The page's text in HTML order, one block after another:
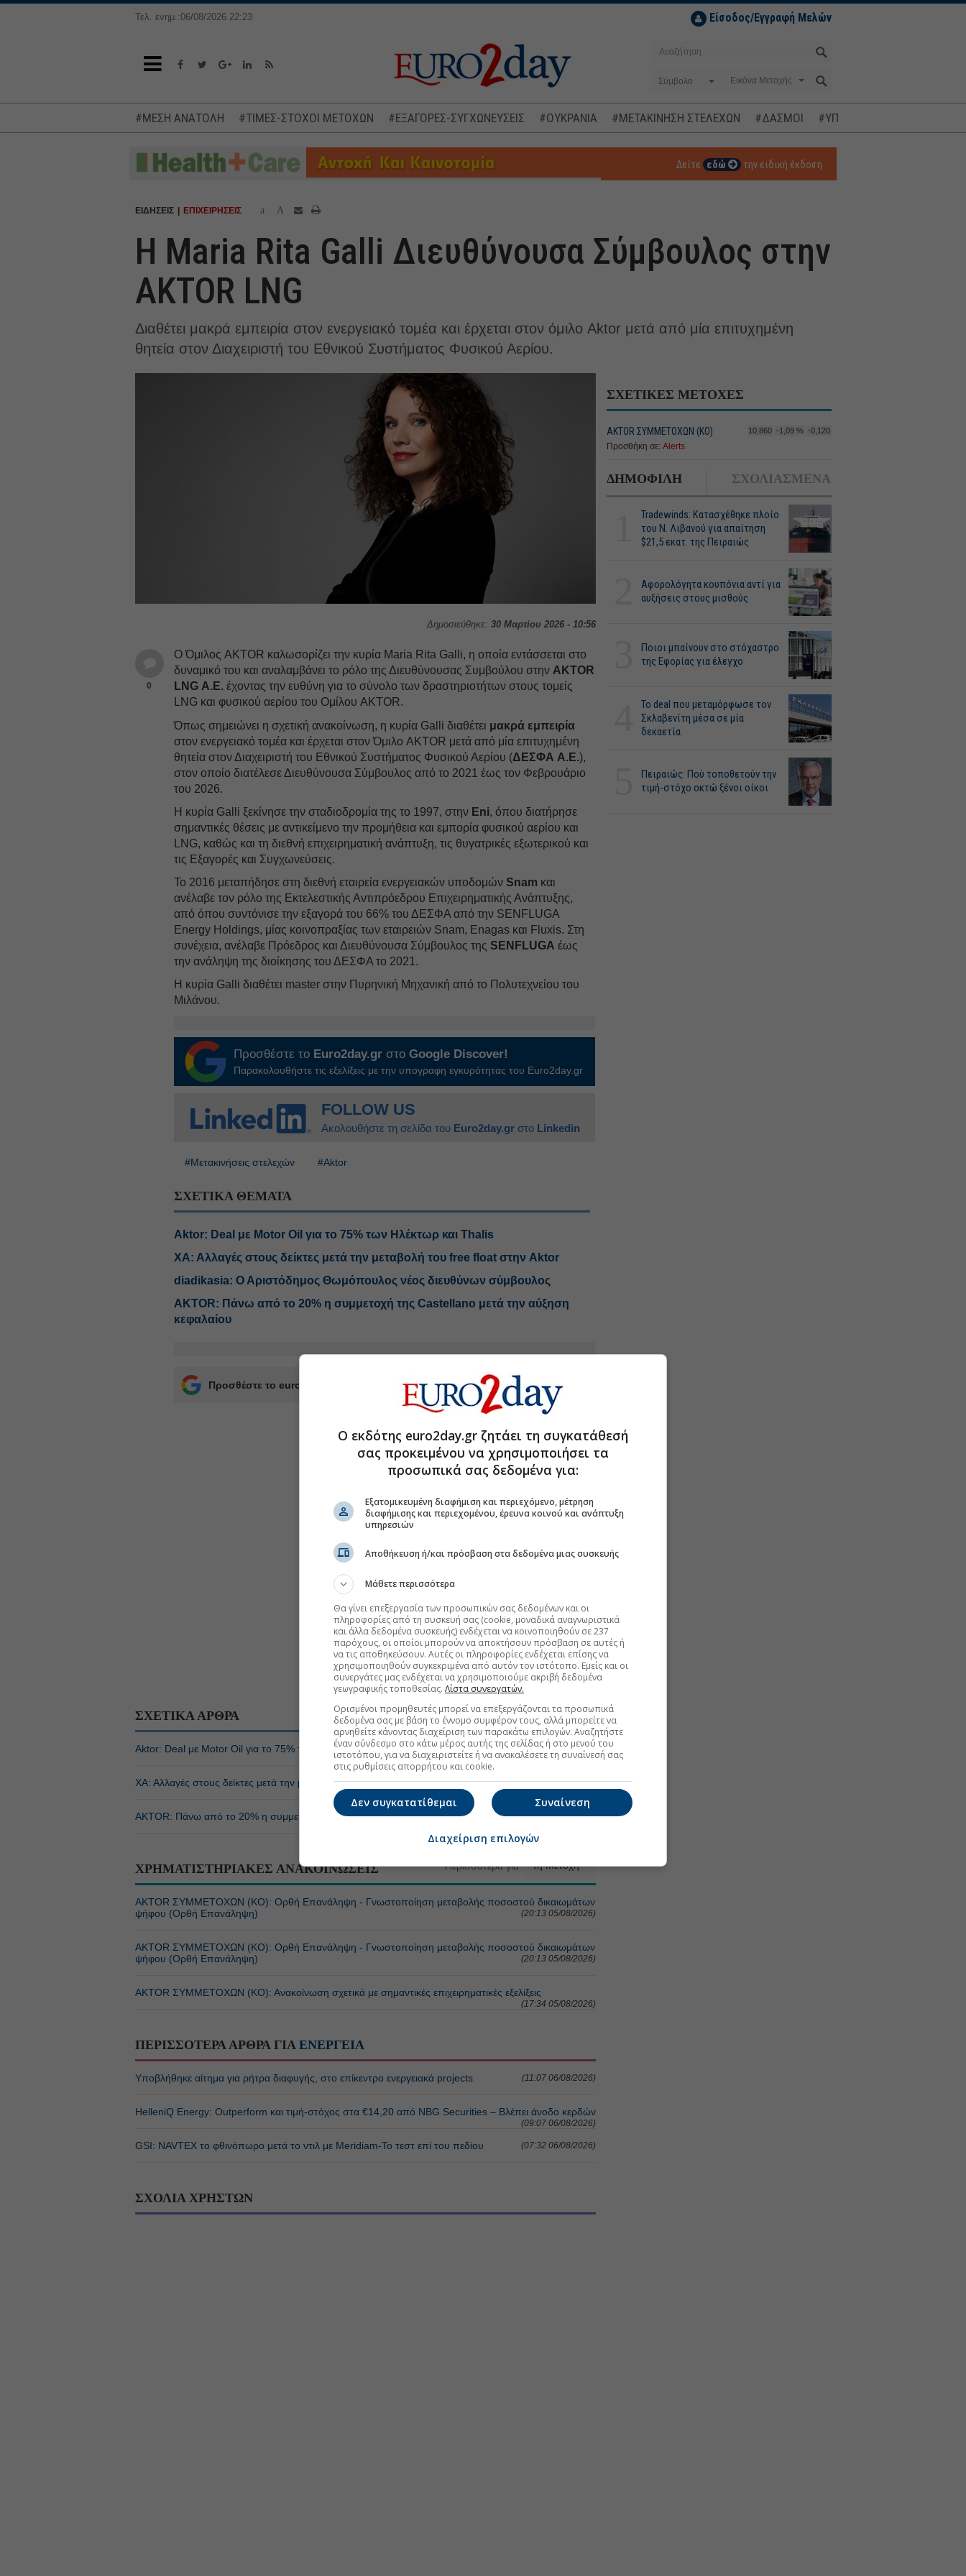
Τελ. ενημ.:06/08/2026 22:23 Είσοδος/Εγγραφή Μελών
Σύμβολο
#ΜΕΣΗ ΑΝΑΤΟΛΗ #ΤΙΜΕΣ-ΣΤΟΧΟΙ ΜΕΤΟΧΩΝ #ΕΞΑΓΟΡΕΣ-ΣΥΓΧΩΝΕΥΣΕΙΣ #ΟΥΚΡΑΝΙΑ #ΜΕΤΑΚΙΝΗΣΗ ΣΤΕΛΕΧΩΝ #ΔΑΣΜΟΙ #ΥΠΟΚΛΟΠΕΣ
Δείτε εδώ την ειδική έκδοση
ΕΙΔΗΣΕΙΣ ΕΠΙΧΕΙΡΗΣΕΙΣ a A
H Maria Rita Galli Διευθύνουσα Σύμβουλος στην
AKTOR LNG
Διαθέτει μακρά εμπειρία στον ενεργειακό τομέα και έρχεται στον όμιλο Aktor μετά από μία επιτυχημένη
θητεία στον Διαχειριστή του Εθνικού Συστήματος Φυσικού Αερίου.
Δημοσιεύθηκε: 30 Μαρτίου 2026 - 10:56
0
Ο Όμιλος AKTOR καλωσορίζει την κυρία Maria Rita Galli, η οποία εντάσσεται στο
δυναμικό του και αναλαμβάνει το ρόλο της Διευθύνουσας Συμβούλου στην AKTOR
LNG Α.Ε. έχοντας την ευθύνη για το σύνολο των δραστηριοτήτων στους τομείς
LNG και φυσικού αερίου του Ομίλου AKTOR.
Όπως σημειώνει η σχετική ανακοίνωση, η κυρία Galli διαθέτει μακρά εμπειρία
στον ενεργειακό τομέα και έρχεται στον Όμιλο AKTOR μετά από μία επιτυχημένη
θητεία στον Διαχειριστή του Εθνικού Συστήματος Φυσικού Αερίου (ΔΕΣΦΑ A.E.),
στον οποίο διατέλεσε Διευθύνουσα Σύμβουλος από το 2021 έως τον Φεβρουάριο
του 2026.
Η κυρία Galli ξεκίνησε την σταδιοδρομία της το 1997, στην Eni, όπου διατήρησε
σημαντικές θέσεις με αντικείμενο την προμήθεια και εμπορία φυσικού αερίου και
LNG, καθώς και τη διεθνή επιχειρηματική ανάπτυξη, τις θυγατρικές εξωτερικού και
τις Εξαγορές και Συγχωνεύσεις.
Το 2016 μεταπήδησε στη διεθνή εταιρεία ενεργειακών υποδομών Snam και
ανέλαβε τον ρόλο της Εκτελεστικής Αντιπρόεδρου Επιχειρηματικής Ανάπτυξης,
από όπου συντόνισε την εξαγορά του 66% του ΔΕΣΦΑ από την SENFLUGA
Energy Holdings, μίας κοινοπραξίας των εταιρειών Snam, Enagas και Fluxis. Στη
συνέχεια, ανέλαβε Πρόεδρος και Διευθύνουσα Σύμβουλος της SENFLUGA έως
την ανάληψη της διοίκησης του ΔΕΣΦΑ το 2021.
Η κυρία Galli διαθέτει master στην Πυρηνική Μηχανική από το Πολυτεχνείου του
Μιλάνου.
Προσθέστε το Euro2day.gr στοGoogle Discover!
Παρακολουθήστε τις εξελίξεις με την υπογραφη εγκυρότητας του Euro2day.gr
FOLLOW US
Ακολουθήστε τη σελίδα του Euro2day.gr στο Linkedin
#Μετακινήσεις στελεχών #Aktor
ΣΧΕΤΙΚΑ ΘΕΜΑΤΑ
Aktor: Deal με Motor Oil για το 75% των Ηλέκτωρ και Thalis
ΧΑ: Αλλαγές στους δείκτες μετά την μεταβολή του free float στην Aktor
diadikasia: Ο Αριστόδημος Θωμόπουλος νέος διευθύνων σύμβουλος
AKTOR: Πάνω από το 20% η συμμετοχή της Castellano μετά την αύξηση
κεφαλαίου
Προσθέστε το euro2day.gr στο Discover
ΣΧΕΤΙΚΕΣ ΜΕΤΟΧΕΣ
ΑΚTOR ΣΥΜΜΕΤΟΧΩΝ (ΚΟ) 10,860 -1,09 % -0,120
Προσθήκη σε: Alerts
ΔΗΜΟΦΙΛΗ ΣΧΟΛΙΑΣΜΕΝΑ
Tradewinds: Κατασχέθηκε πλοίο
του Ν. Λιβανού για απαίτηση
$21,5 εκατ. της Πειραιώς
Αφορολόγητα κουπόνια αντί για
αυξήσεις στους μισθούς
Ποιοι μπαίνουν στο στόχαστρο
της Εφορίας για έλεγχο
Το deal που μεταμόρφωσε τον
Σκλαβενίτη μέσα σε μία
δεκαετία
Πειραιώς: Πού τοποθετούν την
τιμή-στόχο οκτώ ξένοι οίκοι
ΣΧΕΤΙΚΑ ΑΡΘΡΑ Περισσότερα για τη Μετοχή
Aktor: Deal με Motor Oil για το 75% των Ηλέκτωρ και Thalis (17:28 05/08/2026)
ΧΑ: Αλλαγές στους δείκτες μετά την μεταβολή του free float στην Aktor (18:10 04/08/2026)
AKTOR: Πάνω από το 20% η συμμετοχή της Castellano μετά την αύξηση κεφαλαίου (10:12 03/08/2026)
ΧΡΗΜΑΤΙΣΤΗΡΙΑΚΕΣ ΑΝΑΚΟΙΝΩΣΕΙΣ Περισσότερα για τη Μετοχή
ΑΚTOR ΣΥΜΜΕΤΟΧΩΝ (ΚΟ): Ορθή Επανάληψη - Γνωστοποίηση μεταβολής ποσοστού δικαιωμάτων
ψήφου (Ορθή Επανάληψη)
(20:13 05/08/2026)
ΑΚTOR ΣΥΜΜΕΤΟΧΩΝ (ΚΟ): Ορθή Επανάληψη - Γνωστοποίηση μεταβολής ποσοστού δικαιωμάτων
ψήφου (Ορθή Επανάληψη)
(20:13 05/08/2026)
ΑΚTOR ΣΥΜΜΕΤΟΧΩΝ (ΚΟ): Ανακοίνωση σχετικά με σημαντικές επιχειρηματικές εξελίξεις
(17:34 05/08/2026)
ΠΕΡΙΣΣΟΤΕΡΑ ΑΡΘΡΑ ΓΙΑ ΕΝΕΡΓΕΙΑ
Υποβλήθηκε αίτημα για ρήτρα διαφυγής, στο επίκεντρο ενεργειακά projects (11:07 06/08/2026)
HelleniQ Energy: Outperform και τιμή-στόχος στα €14,20 από NBG Securities – Βλέπει άνοδο κερδών
(09:07 06/08/2026)
GSI: NAVTEX το φθινόπωρο μετά το ντιλ με Meridiam-Το τεστ επί του πεδίου (07:32 06/08/2026)
ΣΧΟΛΙΑ ΧΡΗΣΤΩΝ
Ο εκδότης euro2day.gr ζητάει τη συγκατάθεσή
σας προκειμένου να χρησιμοποιήσει τα
προσωπικά σας δεδομένα για:
Εξατομικευμένη διαφήμιση και περιεχόμενο, μέτρηση
διαφήμισης και περιεχομένου, έρευνα κοινού και ανάπτυξη
υπηρεσιών
Αποθήκευση ή/και πρόσβαση στα δεδομένα μιας συσκευής
Μάθετε περισσότερα
Θα γίνει επεξεργασία των προσωπικών σας δεδομένων και οι
πληροφορίες από τη συσκευή σας (cookie, μοναδικά αναγνωριστικά
και άλλα δεδομένα συσκευής) ενδέχεται να κοινοποιηθούν σε 237
παρόχους, οι οποίοι μπορούν να αποκτήσουν πρόσβαση σε αυτές ή
να τις αποθηκεύσουν. Αυτές οι πληροφορίες ενδέχεται επίσης να
χρησιμοποιηθούν συγκεκριμένα από αυτόν τον ιστότοπο. Εμείς και οι
συνεργάτες μας ενδέχεται να χρησιμοποιούμε ακριβή δεδομένα
γεωγραφικής τοποθεσίας. Λίστα συνεργατών.
Ορισμένοι προμηθευτές μπορεί να επεξεργάζονται τα προσωπικά
δεδομένα σας με βάση το έννομο συμφέρον τους, αλλά μπορείτε να
αρνηθείτε κάνοντας διαχείριση των παρακάτω επιλογών. Αναζητήστε
έναν σύνδεσμο στο κάτω μέρος αυτής της σελίδας ή στο μενού του
ιστοτόπου, για να διαχειριστείτε ή να ανακαλέσετε τη συναίνεσή σας
στις ρυθμίσεις απορρήτου και cookie.
Συναίνεση
Δεν συγκατατίθεμαι
Διαχείριση επιλογών